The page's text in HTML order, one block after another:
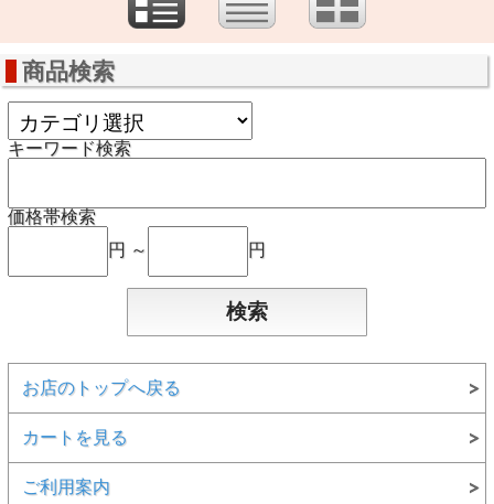
商品検索
キーワード検索
価格帯検索
円 ～
円
お店のトップへ戻る
カートを見る
ご利用案内